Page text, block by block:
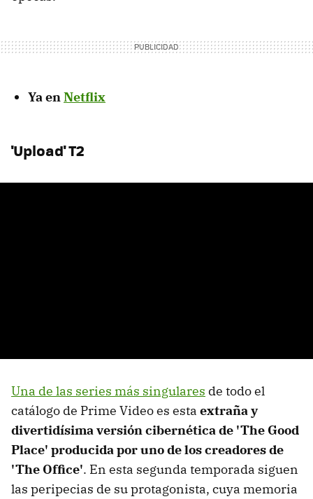
Ya enNetflix
'Upload' T2
Una de las series más singulares de todo el
catálogo de Prime Video es esta extraña y
divertidísima versión cibernética de 'The Good
Place' producida por uno de los creadores de
'The Office'. En esta segunda temporada siguen
las peripecias de su protagonista, cuya memoria